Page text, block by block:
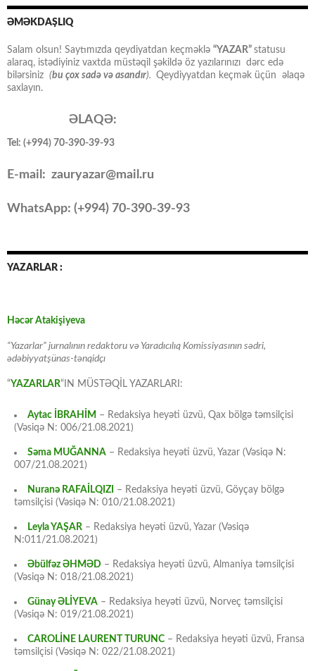
ƏMƏKDAŞLIQ
Salam olsun! Saytımızda qeydiyatdan keçməklə “YAZAR” statusu
alaraq, istədiyiniz vaxtda müstəqil şəkildə öz yazılarınızı dərc edə
bilərsiniz (bu çox sadə və asandır). Qeydiyyatdan keçmək üçün əlaqə
saxlayın.
ƏLAQƏ:
Tel: (+994) 70-390-39-93
E-mail: zauryazar@mail.ru
WhatsApp: (+994) 70-390-39-93
YAZARLAR :
Həcər Atakişiyeva
“Yazarlar” jurnalının redaktoru və Yaradıcılıq Komissiyasının sədri,
ədəbiyyatşünas-tənqidçı
“YAZARLAR“IN MÜSTƏQİL YAZARLARI:
Aytac İBRAHİM – Redaksiya heyəti üzvü, Qax bölgə təmsilçisi
(Vəsiqə N: 006/21.08.2021)
Səma MUĞANNA – Redaksiya heyəti üzvü, Yazar (Vəsiqə N:
007/21.08.2021)
Nuranə RAFAİLQIZI
– Redaksiya heyəti üzvü, Göyçay bölgə
təmsilçisi (Vəsiqə N: 010/21.08.2021)
Leyla YAŞAR – Redaksiya heyəti üzvü, Yazar (Vəsiqə
N:011/21.08.2021)
Əbülfəz ƏHMƏD – Redaksiya heyəti üzvü, Almaniya təmsilçisi
(Vəsiqə N: 018/21.08.2021)
Günay ƏLİYEVA – Redaksiya heyəti üzvü, Norveç təmsilçisi
(Vəsiqə N: 019/21.08.2021)
CAROLİNE LAURENT TURUNC – Redaksiya heyəti üzvü, Fransa
təmsilçisi (Vəsiqə N: 022/21.08.2021)